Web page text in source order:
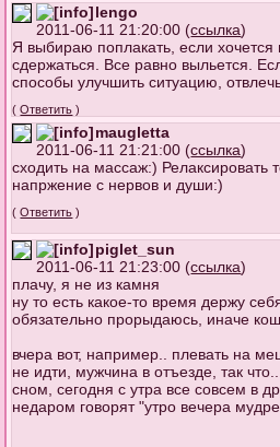
lengo
2011-06-11 21:20:00 (ссылка)
Я выбираю поплакать, если хочется
сдержаться. Все равно выльется.
способы улучшить ситуацию,
(Ответить )
maugletta
2011-06-11 21:21:00 (ссылка)
сходить на массаж:) Релаксировать
напржение с нервов и души:)
(Ответить )
piglet_sun
2011-06-11 21:23:00 (ссылка)
плачу, я не из камня
ну то есть какое-то время держу
обязательно прорыдаюсь, иначе
вчера вот, например.. плевать на
не идти, мужчина в отъезде, так
сном, сегодня с утра все совсем в
недаром говорят "утро вечера